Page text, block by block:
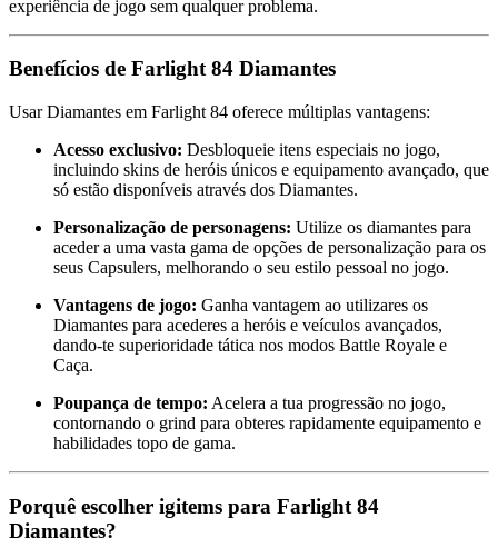
experiência de jogo sem qualquer problema.
Benefícios de Farlight 84 Diamantes
Usar Diamantes em Farlight 84 oferece múltiplas vantagens:
Acesso exclusivo: Desbloqueie itens especiais no jogo,
incluindo skins de heróis únicos e equipamento avançado, que
só estão disponíveis através dos Diamantes.
Personalização de personagens: Utilize os diamantes para
aceder a uma vasta gama de opções de personalização para os
seus Capsulers, melhorando o seu estilo pessoal no jogo.
Vantagens de jogo: Ganha vantagem ao utilizares os
Diamantes para acederes a heróis e veículos avançados,
dando-te superioridade tática nos modos Battle Royale e
Caça.
Poupança de tempo: Acelera a tua progressão no jogo,
contornando o grind para obteres rapidamente equipamento e
habilidades topo de gama.
Porquê escolher igitems para Farlight 84
Diamantes?